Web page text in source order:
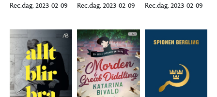
Rec.dag. 2023-02-09
Rec.dag. 2023-02-09
Rec.dag. 2023-02-09